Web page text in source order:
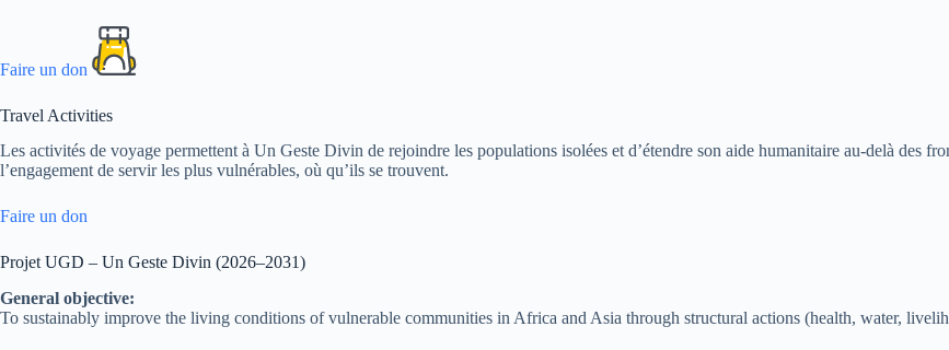
Faire un don
Travel Activities
Les activités de voyage permettent à Un Geste Divin de rejoindre les populations isolées et d’étendre son aide humanitaire au-delà des
l’engagement de servir les plus vulnérables, où qu’ils se trouvent.
Faire un don
Projet UGD – Un Geste Divin (2026–2031)
General objective:
To sustainably improve the living conditions of vulnerable communities in Africa and Asia through structural actions (health, water,